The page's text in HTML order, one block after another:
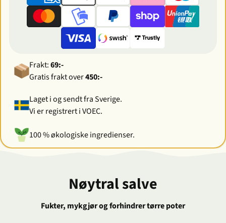
Frakt:69:-
Gratis frakt over450:-
Laget i og sendt fra Sverige.
Vi er registrert i VOEC.
100 % økologiske ingredienser.
Nøytral salve
Fukter, mykgjør og forhindrer tørre poter